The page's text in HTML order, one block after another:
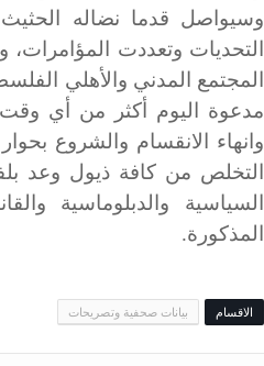
وسيواصل قدما نضاله
التحديات وتعددت
المجتمع المدني والأهلي
مدعوة اليوم أكثر من أي وقت
وانهاء الانقسام والشروع
التخلص من كافة ذيول وعد
السياسية والدبلوماسية
المذكورة.
الاقسام بيانات صحفية وتصريحات